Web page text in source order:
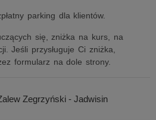
parking dla klientów.
się, zniżka na kurs, na
Jeśli przysługuje Ci zniżka,
formularz na dole strony.
Zegrzyński - Jadwisin